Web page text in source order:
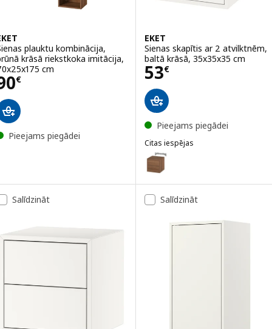
plauktu kombinācija,
krāsā riekstkoka imitācija,
cm
€ 90€
Pieejams piegādei
EKET
Sienas skapītis ar 2 atvilktnēm,
baltā krāsā, 35x35x35 cm
53€
Cena 53€
Pieejams piegādei
Citas iespējas
EKET
Variants: EKET, Sienas
Salīdzināt
Salīdzināt